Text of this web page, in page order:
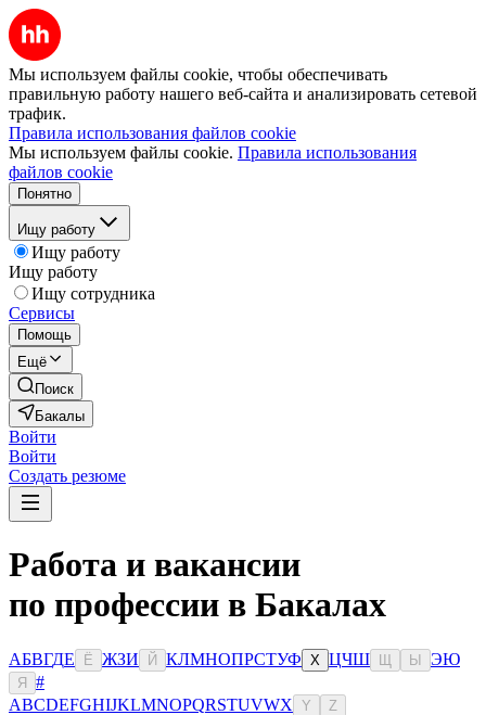
Мы используем файлы cookie, чтобы обеспечивать
правильную работу нашего веб-сайта и анализировать сетевой
трафик.
Правила использования файлов cookie
Мы используем файлы cookie. Правила использования
файлов cookie
Понятно
Ищу работу
Ищу работу
Ищу работу
Ищу сотрудника
Сервисы
Помощь
Ещё
Поиск
Бакалы
Войти
Войти
Создать резюме
Работа и вакансии
по профессии в Бакалах
АБВГДЕ Ё ЖЗИ Й КЛМНОПРСТУФ Х ЦЧШ Ы ЭЮ
Я
#
ABCDEFGHIJKLMNOPQRSTUVWX Y Z